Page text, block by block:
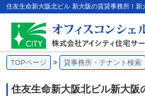
TOPページ 貸事務所・テナント検索
住友生命新大阪北ビル新大阪